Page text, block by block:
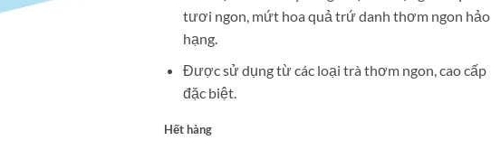
tươi ngon, mứt hoa quả trứ danh thơm ngon hảo
hạng.
Được sử dụng từ các loại trà thơm ngon, cao cấp
đặc biệt.
Hết hàng